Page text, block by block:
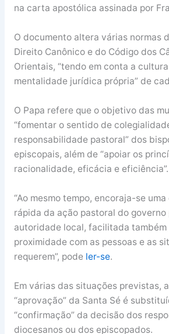
na carta apostólica assinada por
O documento altera várias normas
Direito Canônico e do Código dos
Orientais, “tendo em conta a
mentalidade jurídica própria” de
O Papa refere que o objetivo das
“fomentar o sentido de
responsabilidade pastoral” dos
episcopais, além de “apoiar os
racionalidade, eficácia e eficiência”.
“Ao mesmo tempo, encoraja-se
rápida da ação pastoral do
autoridade local, facilitada também
proximidade com as pessoas e as
requerem”, pode ler-se.
Em várias das situações previstas,
“aprovação” da Santa Sé é
“confirmação” da decisão dos
diocesanos ou dos episcopados.